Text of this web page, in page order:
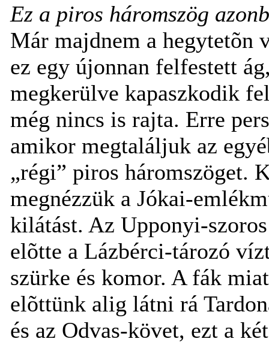
Ez a piros háromszög
Már majdnem a hegytetõn
ez egy újonnan felfestett
megkerülve kapaszkodik
még nincs is rajta. Erre
amikor megtaláljuk az
„régi” piros háromszöget.
megnézzük a Jókai-
kilátást. Az Upponyi-
elõtte a Lázbérci-tározó
szürke és komor. A fák
elõttünk alig látni rá
és az Odvas-követ, ezt a